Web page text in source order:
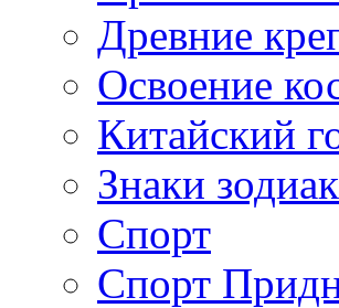
Древние
Освоение
Китайский
Знаки
Спорт
Спорт